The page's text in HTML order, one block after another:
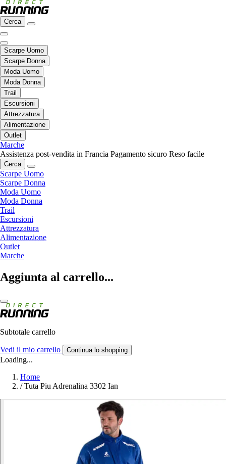
Cerca
Scarpe Uomo
Scarpe Donna
Moda Uomo
Moda Donna
Trail
Escursioni
Attrezzatura
Alimentazione
Outlet
Marche
Assistenza post-vendita in Francia Pagamento sicuro Reso facile
Cerca
Scarpe Uomo
Scarpe Donna
Moda Uomo
Moda Donna
Trail
Escursioni
Attrezzatura
Alimentazione
Outlet
Marche
Aggiunta al carrello...
Subtotale carrello
Vedi il mio carrello Continua lo shopping
Loading...
Home
/ Tuta Piu Adrenalina 3302 Ian